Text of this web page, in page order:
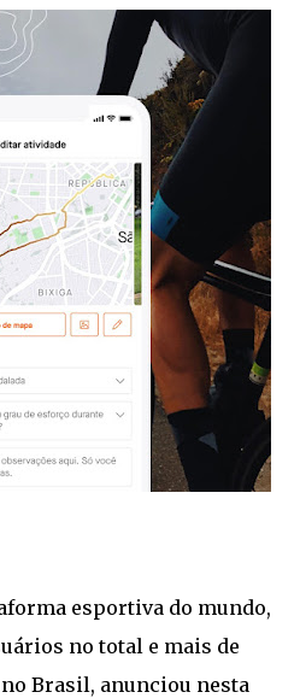
esportiva do mundo,
no total e mais de
Brasil, anunciou nesta